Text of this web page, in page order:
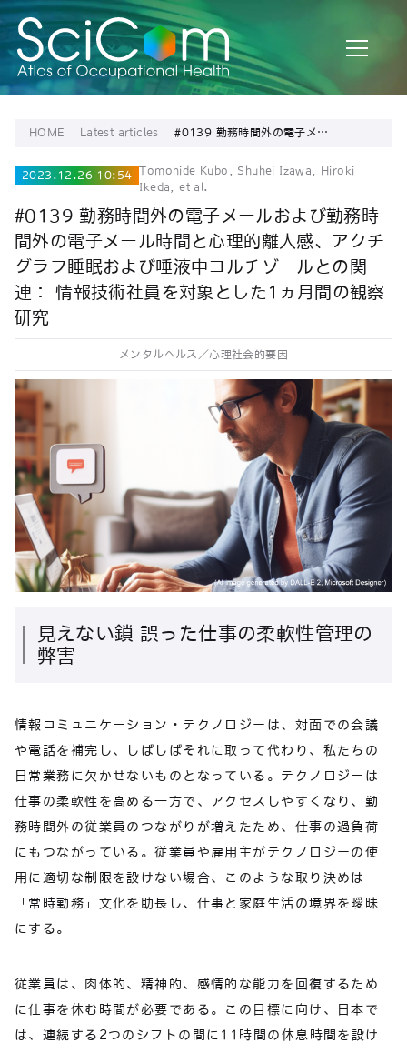
HOME Latest articles
#0139 勤務時間外の電子メー
クチグラフ睡眠および唾液中
コルチゾールとの関連： 情報
の観察研究
2023.12.26 10:54
Tomohide Kubo, Shuhei Izawa, Hiroki
Ikeda, et al.
#0139 勤務時間外の電子メールおよび勤務時
間外の電子メール時間と心理的離人感、アクチ
グラフ睡眠および唾液中コルチゾールとの関
連： 情報技術社員を対象とした1ヵ月間の観察
研究
メンタルヘルス／心理社会的要因
見えない鎖 誤った仕事の柔軟性管理の
弊害
情報コミュニケーション・テクノロジーは、対面での会議
や電話を補完し、しばしばそれに取って代わり、私たちの
日常業務に欠かせないものとなっている。テクノロジーは
仕事の柔軟性を高める一方で、アクセスしやすくなり、勤
務時間外の従業員のつながりが増えたため、仕事の過負荷
にもつながっている。従業員や雇用主がテクノロジーの使
用に適切な制限を設けない場合、このような取り決めは
「常時勤務」文化を助長し、仕事と家庭生活の境界を曖昧
にする。
従業員は、肉体的、精神的、感情的な能力を回復するため
に仕事を休む時間が必要である。この目標に向け、日本で
は、連続する2つのシフトの間に11時間の休息時間を設け